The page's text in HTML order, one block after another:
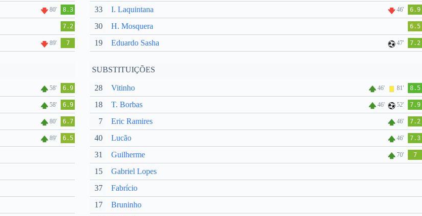
80' 8.3
7.2
89' 7
58' 6.9
58' 6.9
80' 6.7
89' 6.5
33 I. Laquintana 46' 6.9
30 H. Mosquera 6.5
19 Eduardo Sasha 47' 7.2
SUBSTITUIÇÕES
28 Vitinho 46' 81' 8.5
18 T. Borbas 46' 52' 7.9
7 Eric Ramires 46' 7.2
40 Lucão 46' 7.3
31 Guilherme 70' 7
15
Gabriel Lopes
37
Fabrício
17
Bruninho